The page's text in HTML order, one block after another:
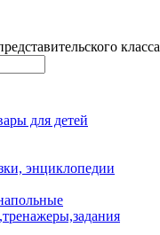
класса
для детей
энциклопедии